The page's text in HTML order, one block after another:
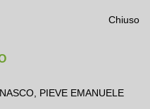
Chiuso
PIEVE EMANUELE